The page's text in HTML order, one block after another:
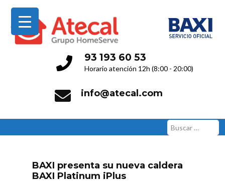
93 193 60 53
Horario atención 12h (8:00 - 20:00)
info@atecal.com
Buscar:
BAXI presenta su nueva caldera
BAXI Platinum iPlus